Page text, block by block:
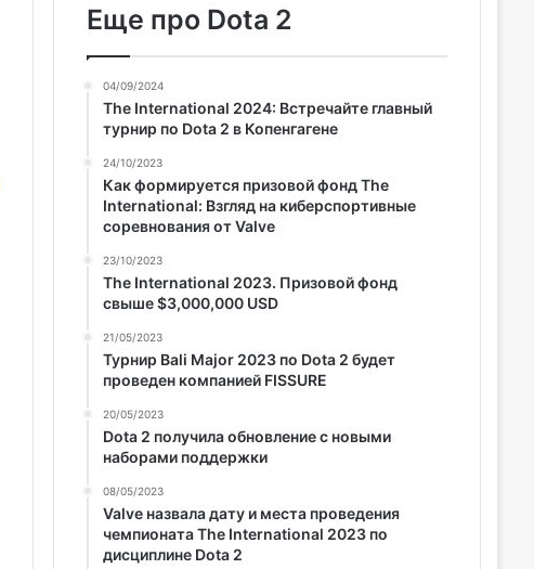
Еще про Dota 2
04/09/2024
The International 2024: Встречайте главный
турнир по Dota 2 в Копенгагене
24/10/2023
Как формируется призовой фонд The
International: Взгляд на киберспортивные
соревнования от Valve
23/10/2023
The International 2023. Призовой фонд
свыше $3,000,000 USD
21/05/2023
Турнир Bali Major 2023 по Dota 2 будет
проведен компанией FISSURE
20/05/2023
Dota 2 получила обновление с новыми
наборами поддержки
08/05/2023
Valve назвала дату и места проведения
чемпионата The International 2023 по
дисциплине Dota 2